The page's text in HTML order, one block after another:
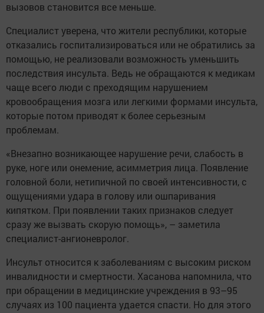
вызовов становится все меньше.
Специалист уверена, что жители республики, которые
отказались госпитализироваться или не обратились за
помощью, не реализовали возможность уменьшить
последствия инсульта. Ведь не обращаются к медикам
чаще всего люди с преходящим нарушением
кровообращения мозга или легкими формами инсульта,
которые потом приводят к более серьезным
проблемам.
«Внезапно возникающее нарушение речи, слабость в
руке, ноге или онемение, асимметрия лица. Появление
головной боли, нетипичной по своей интенсивности, с
ощущениями удара в голову или ошпаривания
кипятком. При появлении таких признаков следует
сразу же вызвать скорую помощь», – заметила
специалист-ангионевролог.
Инсульт относится к заболеваниям с высоким риском
инвалидности и смертности. Хасанова напомнила, что
при обращении в медицинские учреждения в 93–95
случаях из 100 пациента удается спасти. Но для этого